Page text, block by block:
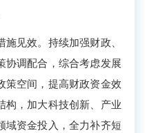
施见效。 持续加强财政、
协调配合， 综合考虑发展
策空间，提高财政资金效
构，加大科技创新、产业
域资金投入，全力补齐短